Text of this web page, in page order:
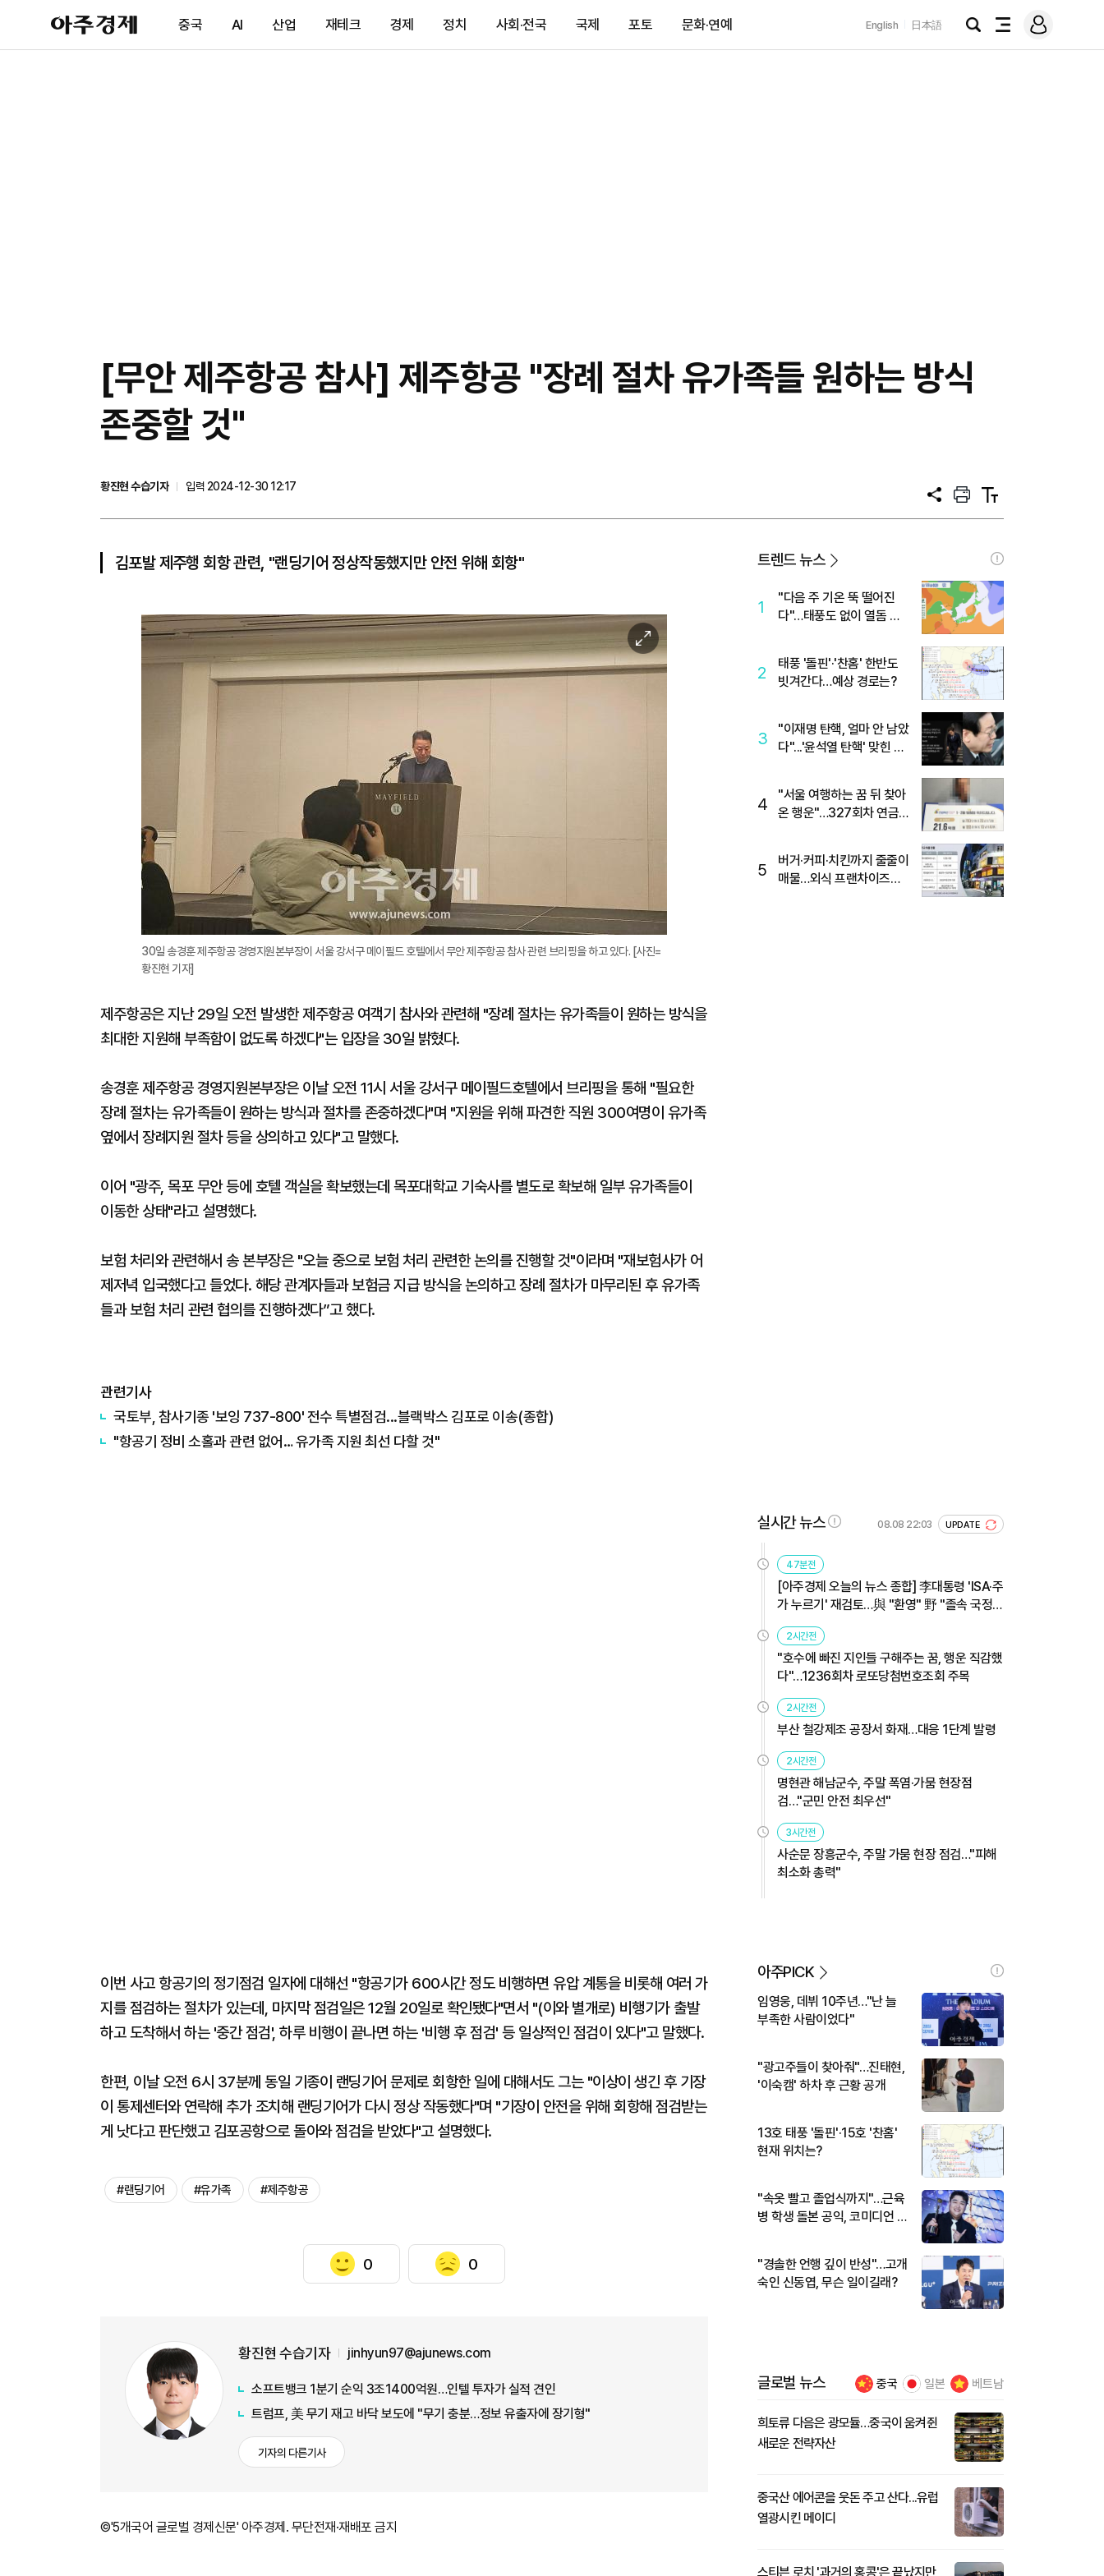
아
주
제
중국 AI 산업 재테크 경제 정치 사회·전국 국제 포토 문화·연예 English 日本語
검
전
메
그
[무안 제주항공 참사] 제주항공 "장례 절차 유가족들 원하는 방식
존중할 것"
황진현 수습기자
입력 2024-12-30 12:17
공
프
트
텍
트
김포발 제주행 회항 관련, "랜딩기어 정상작동했지만 안전 위해 회항"
이
미
30일 송경훈 제주항공 경영지원본부장이 서울 강서구 메이필드 호텔에서 무안 제주항공 참사 관련 브리핑을 하고 있다. [사진=
황진현 기자]
제주항공은 지난 29일 오전 발생한 제주항공 여객기 참사와 관련해 "장례 절차는 유가족들이 원하는 방식을
최대한 지원해 부족함이 없도록 하겠다"는 입장을 30일 밝혔다.
송경훈 제주항공 경영지원본부장은 이날 오전 11시 서울 강서구 메이필드호텔에서 브리핑을 통해 "필요한
장례 절차는 유가족들이 원하는 방식과 절차를 존중하겠다"며 "지원을 위해 파견한 직원 300여명이 유가족
옆에서 장례지원 절차 등을 상의하고 있다"고 말했다.
이어 "광주, 목포 무안 등에 호텔 객실을 확보했는데 목포대학교 기숙사를 별도로 확보해 일부 유가족들이
이동한 상태"라고 설명했다.
보험 처리와 관련해서 송 본부장은 "오늘 중으로 보험 처리 관련한 논의를 진행할 것"이라며 "재보험사가 어
제저녁 입국했다고 들었다. 해당 관계자들과 보험금 지급 방식을 논의하고 장례 절차가 마무리된 후 유가족
들과 보험 처리 관련 협의를 진행하겠다”고 했다.
관련기사
국토부, 참사기종 '보잉 737-800' 전수 특별점검...블랙박스 김포로 이송(종합)
"항공기 정비 소홀과 관련 없어… 유가족 지원 최선 다할 것"
이번 사고 항공기의 정기점검 일자에 대해선 "항공기가 600시간 정도 비행하면 유압 계통을 비롯해 여러 가
지를 점검하는 절차가 있는데, 마지막 점검일은 12월 20일로 확인됐다"면서 "(이와 별개로) 비행기가 출발
하고 도착해서 하는 '중간 점검', 하루 비행이 끝나면 하는 '비행 후 점검' 등 일상적인 점검이 있다"고 말했다.
한편, 이날 오전 6시 37분께 동일 기종이 랜딩기어 문제로 회항한 일에 대해서도 그는 "이상이 생긴 후 기장
이 통제센터와 연락해 추가 조치해 랜딩기어가 다시 정상 작동했다"며 "기장이 안전을 위해 회항해 점검받는
게 낫다고 판단했고 김포공항으로 돌아와 점검을 받았다"고 설명했다.
#랜딩기어 #유가족 #제주항공
0 0
황진현 수습기자 jinhyun97@ajunews.com
소프트뱅크 1분기 순익 3조1400억원…인텔 투자가 실적 견인
트럼프, 美 무기 재고 바닥 보도에 "무기 충분…정보 유출자에 장기형"
기자의 다른기사
©'5개국어 글로벌 경제신문' 아주경제. 무단전재·재배포 금지
트렌드 뉴스
1
"다음 주 기온 뚝 떨어진
다"…태풍도 없이 열돔 박
2
태풍 '돌핀'·'찬홈' 한반도
빗겨간다…예상 경로는?
3
"이재명 탄핵, 얼마 안 남았
다"...'윤석열 탄핵' 맞힌 무
4
"서울 여행하는 꿈 뒤 찾아
온 행운"…327회차 연금
5
버거·커피·치킨까지 줄줄이
매물…외식 프랜차이즈
실시간 뉴스 08.08 22:03 UPDATE
47분전
[아주경제 오늘의 뉴스 종합] 李대통령 'ISA·주
가 누르기' 재검토…與 "환영" 野 "졸속 국정"
外
2시간전
"호수에 빠진 지인들 구해주는 꿈, 행운 직감했
다"…1236회차 로또당첨번호조회 주목
2시간전
부산 철강제조 공장서 화재…대응 1단계 발령
2시간전
명현관 해남군수, 주말 폭염·가뭄 현장점
검…"군민 안전 최우선"
3시간전
사순문 장흥군수, 주말 가뭄 현장 점검…"피해
최소화 총력"
아주PICK
임영웅, 데뷔 10주년…"난 늘
부족한 사람이었다"
"광고주들이 찾아줘"…진태현,
'이숙캠' 하차 후 근황 공개
13호 태풍 '돌핀'·15호 '찬홈'
현재 위치는?
"속옷 빨고 졸업식까지"…근육
병 학생 돌본 공익, 코미디언 김
"경솔한 언행 깊이 반성"…고개
숙인 신동엽, 무슨 일이길래?
글로벌 뉴스 중국 일본 베트남
희토류 다음은 광모듈…중국이 움켜쥔
새로운 전략자산
중국산 에어콘을 웃돈 주고 산다...유럽
열광시킨 메이디
스티븐 로치 '과거의 홍콩'은 끝났지만